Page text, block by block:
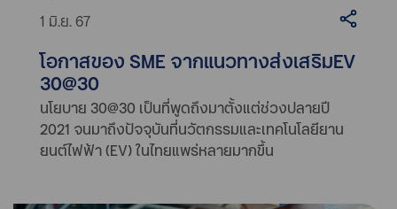
1 มิ.ย. 67
โอกาสของ SME จากแนวทางส่งเสริมEV
30@30
นโยบาย 30@30 เป็นที่พูดถึงมาตั้งแต่ช่วงปลายปี
2021 จนมาถึงปัจจุบันที่นวัตกรรมและเทคโนโลยียาน
ยนต์ไฟฟ้า (EV) ในไทยแพร่หลายมากขึ้น